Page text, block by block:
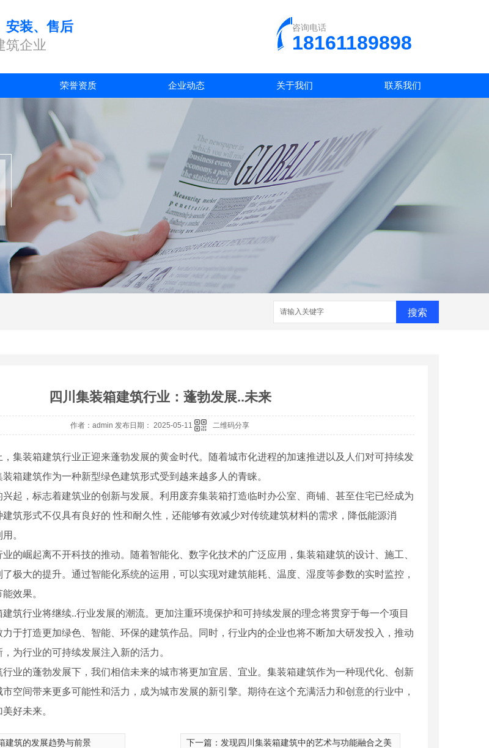
安装、售后
筑企业
咨询电话
18161189898
荣誉资质 企业动态 关于我们 联系我们
搜索
四川集装箱建筑行业：蓬勃发展..未来
作者：admin 发布日期： 2025-05-11 二维码分享
集装箱建筑行业正迎来蓬勃发展的黄金时代。随着城市化进程的加速推进以及人们对可持续发
箱建筑作为一种新型绿色建筑形式受到越来越多人的青睐。
起，标志着建筑业的创新与发展。利用废弃集装箱打造临时办公室、商铺、甚至住宅已经成为
筑形式不仅具有良好的 性和耐久性，还能够有效减少对传统建筑材料的需求，降低能源消
。
业的崛起离不开科技的推动。随着智能化、数字化技术的广泛应用，集装箱建筑的设计、施工、
极大的提升。通过智能化系统的运用，可以实现对建筑能耗、温度、湿度等参数的实时监控，
效果。
筑行业将继续..行业发展的潮流。更加注重环境保护和可持续发展的理念将贯穿于每一个项目
于打造更加绿色、智能、环保的建筑作品。同时，行业内的企业也将不断加大研发投入，推动
为行业的可持续发展注入新的活力。
业的蓬勃发展下，我们相信未来的城市将更加宜居、宜业。集装箱建筑作为一种现代化、创新
空间带来更多可能性和活力，成为城市发展的新引擎。期待在这个充满活力和创意的行业中，
好未来。
建筑的发展趋势与前景 下一篇： 发现四川集装箱建筑中的艺术与功能融合之美